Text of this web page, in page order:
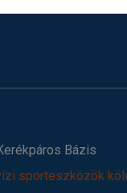
Bázis
sporteszközök